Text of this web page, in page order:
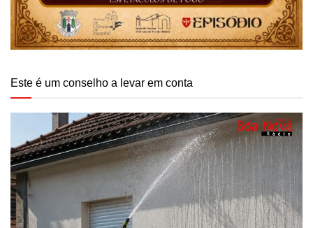
Este é um conselho a levar em conta